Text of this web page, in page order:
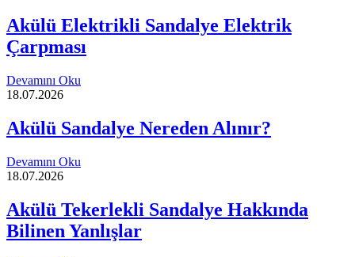
Akülü Elektrikli Sandalye Elektrik
Çarpması
Devamını Oku
18.07.2026
Akülü Sandalye Nereden Alınır?
Devamını Oku
18.07.2026
Akülü Tekerlekli Sandalye Hakkında
Bilinen Yanlışlar